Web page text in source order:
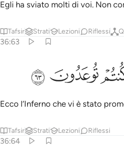
Egli ha sviato molti di voi. Non
Tafsir Strati Lezioni Riflessi
36:63
ﲈﲉ
Ecco l’Inferno che vi è stato
Tafsir Strati Lezioni Riflessi
36:64